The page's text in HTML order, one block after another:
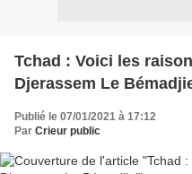
Tchad : Voici les
Djerassem Le
Publié le 07/01/2021 à 17:12
Par Crieur public